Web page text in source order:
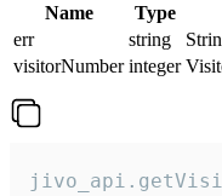
Name Type
err
string
visitorNumber integer